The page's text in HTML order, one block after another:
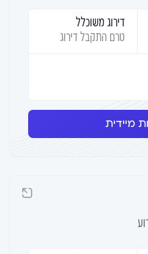
דירוג משוכלל
טרם התקבל דירוג
מיידית